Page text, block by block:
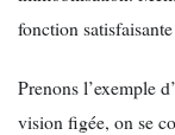
fonction
Prenons l’exemple
vision figée, on se